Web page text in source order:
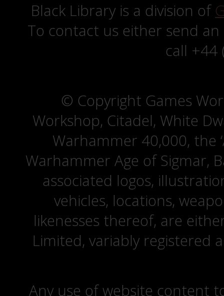
Black Library is a division of
To contact us either send
call +44
© Copyright Games
Workshop, Citadel, White
Warhammer 40,000, the
Warhammer Age of Sigmar,
associated logos,
vehicles, locations,
likenesses thereof, are
Limited, variably registered
Any use of website content